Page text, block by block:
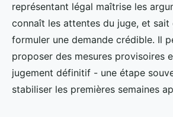
représentant légal maîtrise les
connaît les attentes du juge, et sait
formuler une demande crédible. Il
proposer des mesures provisoires
jugement définitif - une étape
stabiliser les premières semaines